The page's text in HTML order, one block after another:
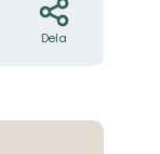
Dela